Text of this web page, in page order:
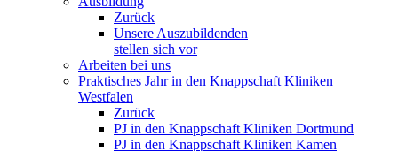
Zurück
Unsere Auszubildenden
stellen sich vor
Arbeiten bei uns
Praktisches Jahr in den Knappschaft Kliniken
Westfalen
Zurück
PJ in den Knappschaft Kliniken Dortmund
PJ in den Knappschaft Kliniken Kamen